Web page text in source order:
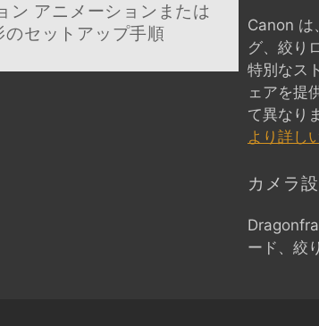
ン アニメーションまたは
のセットアップ手順
Canon は
グ、絞り
特別なス
ェアを提
て異なり
より詳し
カメラ
ード、絞